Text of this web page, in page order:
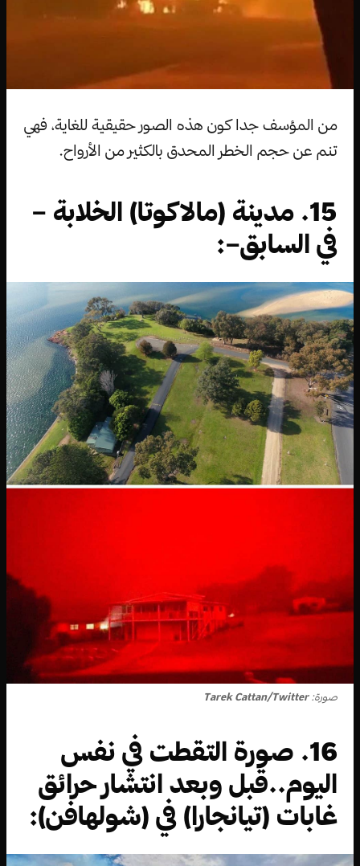
من المؤسف جدا كون هذه الصور حقيقية للغاية، فهي
تنم عن حجم الخطر المحدق بالكثير من الأرواح.
15. مدينة (مالاكوتا) الخلابة –
في السابق–:
صورة:Tarek Cattan/Twitter
16. صورة التقطت في نفس
اليوم..قبل وبعد انتشار حرائق
غابات (تيانجارا) في (شولهافن):